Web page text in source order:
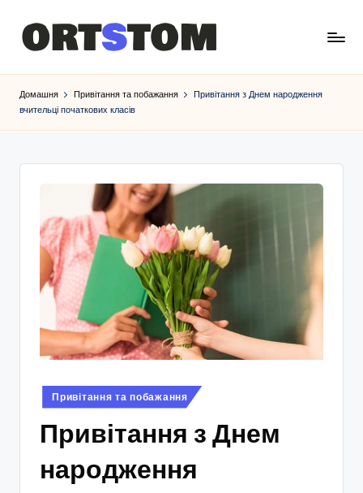
Домашня Привітання та побажання
Привітання з Днем народження
вчительці початкових класів
Опубліковано
у
Привітання та побажання
Привітання з Днем
народження